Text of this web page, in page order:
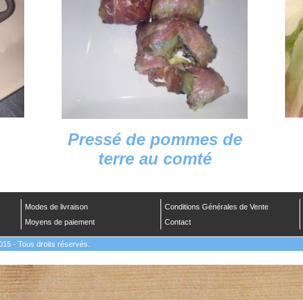
Pressé de pommes de
terre au comté
Modes de livraison Conditions Générales de Vente
Moyens de paiement Contact
- Tous droits réservés.